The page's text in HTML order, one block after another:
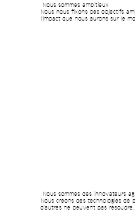
Nous sommes ambitieux
Nous nous fixons des objectifs
l'impact que nous aurons sur le
Nous sommes des innovateurs
Nous créons des technologies de
d'autres ne peuvent pas résoudre.